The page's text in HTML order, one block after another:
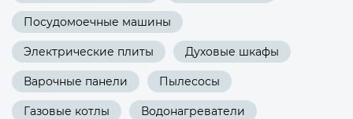
Посудомоечные машины
Электрические плиты Духовые шкафы
Варочные панели Пылесосы
Газовые котлы Водонагреватели